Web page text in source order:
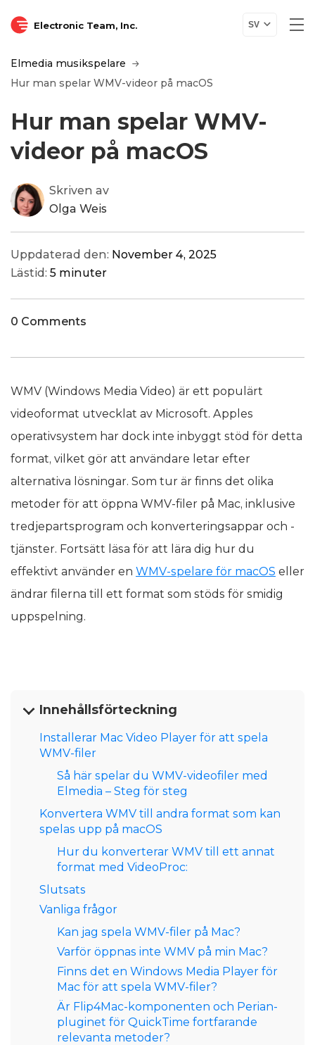
Electronic Team, Inc. SV
Elmedia musikspelare
Hur man spelar WMV-videor på macOS
Hur man spelar WMV-
videor på macOS
Skriven av
Olga Weis
Uppdaterad den: November 4, 2025
Lästid: 5 minuter
0 Comments
WMV (Windows Media Video) är ett populärt
videoformat utvecklat av Microsoft. Apples
operativsystem har dock inte inbyggt stöd för detta
format, vilket gör att användare letar efter
alternativa lösningar. Som tur är finns det olika
metoder för att öppna WMV-filer på Mac, inklusive
tredjepartsprogram och konverteringsappar och -
tjänster. Fortsätt läsa för att lära dig hur du
effektivt använder en WMV-spelare för macOS eller
ändrar filerna till ett format som stöds för smidig
uppspelning.
Innehållsförteckning
Installerar Mac Video Player för att spela
WMV-filer
Så här spelar du WMV-videofiler med
Elmedia – Steg för steg
Konvertera WMV till andra format som kan
spelas upp på macOS
Hur du konverterar WMV till ett annat
format med VideoProc:
Slutsats
Vanliga frågor
Kan jag spela WMV-filer på Mac?
Varför öppnas inte WMV på min Mac?
Finns det en Windows Media Player för
Mac för att spela WMV-filer?
Är Flip4Mac-komponenten och Perian-
pluginet för QuickTime fortfarande
relevanta metoder?